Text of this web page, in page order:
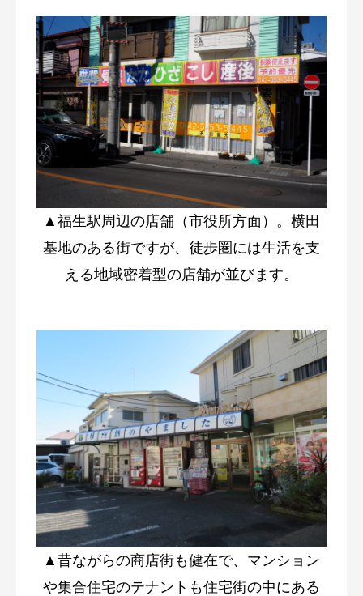
▲福生駅周辺の店舗（市役所方面）。横田
基地のある街ですが、徒歩圏には生活を支
える地域密着型の店舗が並びます。
▲昔ながらの商店街も健在で、マンション
や集合住宅のテナントも住宅街の中にある